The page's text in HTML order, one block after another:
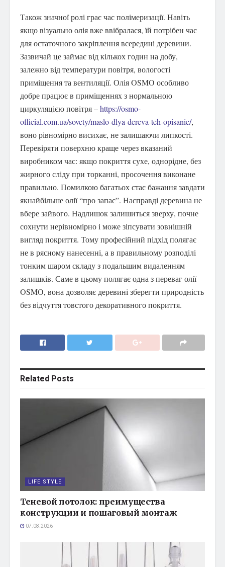
Також значної ролі грає час полімеризації. Навіть
якщо візуально олія вже ввібралася, їй потрібен час
для остаточного закріплення всередині деревини.
Зазвичай це займає від кількох годин на добу,
залежно від температури повітря, вологості
приміщення та вентиляції. Олія OSMO особливо
добре працює в приміщеннях з нормальною
циркуляцією повітря –https://osmo-
official.com.ua/sovety/maslo-dlya-dereva-teh-opisanie/,
воно рівномірно висихає, не залишаючи липкості.
Перевіряти поверхню краще через вказаний
виробником час: якщо покриття сухе, однорідне, без
жирного сліду при торканні, просочення виконане
правильно. Помилкою багатьох стає бажання завдати
якнайбільше олії “про запас”. Насправді деревина не
вбере зайвого. Надлишок залишиться зверху, почне
сохнути нерівномірно і може зіпсувати зовнішній
вигляд покриття. Тому професійний підхід полягає
не в рясному нанесенні, а в правильному розподілі
тонким шаром складу з подальшим видаленням
залишків. Саме в цьому полягає одна з переваг олії
OSMO, вона дозволяє деревині зберегти природність
без відчуття товстого декоративного покриття.
Related Posts
LIFE STYLE
Теневой потолок: преимущества
конструкции и пошаговый монтаж
07.08.2026